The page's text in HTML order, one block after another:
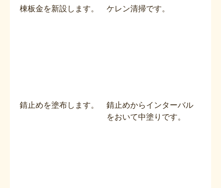
棟板金を新設します。 ケレン清掃です。
錆止めを塗布します。
錆止めからインターバル
をおいて中塗りです。